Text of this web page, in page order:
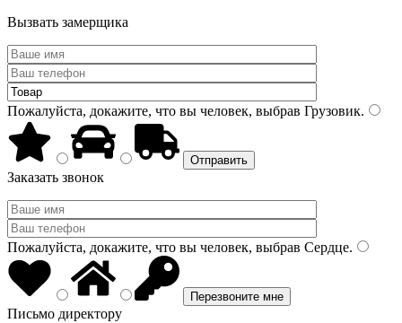
Вызвать замерщика
Пожалуйста, докажите, что вы человек, выбрав Грузовик.
Заказать звонок
Пожалуйста, докажите, что вы человек, выбрав Сердце.
Письмо директору